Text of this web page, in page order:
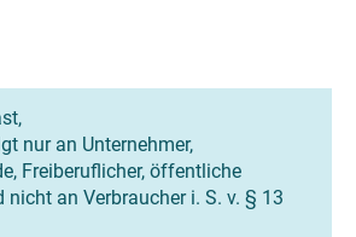
nur an Unternehmer,
Freiberuflicher, öffentliche
an Verbraucher i. S. v. § 13